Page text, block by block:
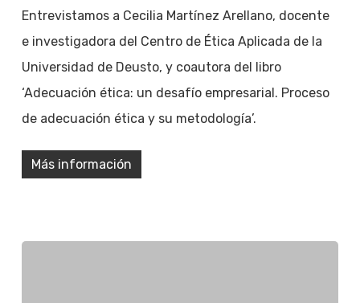
Entrevistamos a Cecilia Martínez Arellano, docente
e investigadora del Centro de Ética Aplicada de la
Universidad de Deusto, y coautora del libro
‘Adecuación ética: un desafío empresarial. Proceso
de adecuación ética y su metodología’.
Más información